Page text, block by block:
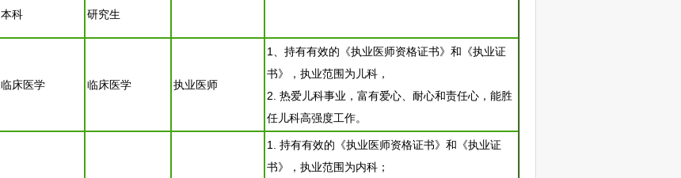
本科 研究生
临床医学 临床医学 执业医师
1、持有有效的《执业医师资格证书》和《执业证
书》，执业范围为儿科，
2. 热爱儿科事业，富有爱心、耐心和责任心，能胜
任儿科高强度工作。
1. 持有有效的《执业医师资格证书》和《执业证
书》，执业范围为内科；